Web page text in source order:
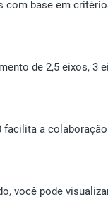
base em
de 2,5 eixos, 3
facilita a
você pode